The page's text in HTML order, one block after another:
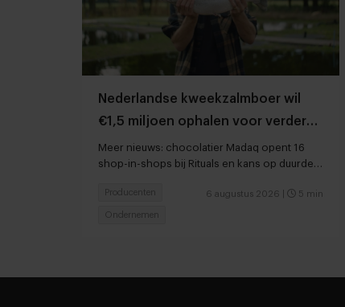
Nederlandse kweekzalmboer wil
€1,5 miljoen ophalen voor verdere
groei
Meer nieuws: chocolatier Madaq opent 16
shop-in-shops bij Rituals en kans op duurder
6 augustus 2026 5 min
Producenten
Ondernemen